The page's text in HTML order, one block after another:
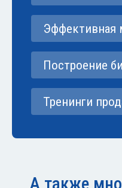
Эффективная
Построение
Тренинги
А также